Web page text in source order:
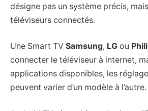
désigne pas un système précis,
téléviseurs connectés.
Une Smart TV Samsung, LG ou
connecter le téléviseur à internet,
applications disponibles, les
peuvent varier d’un modèle à l’autre.